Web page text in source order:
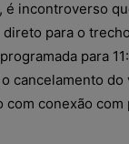
é incontroverso
para o
para
cancelamento do
conexão com